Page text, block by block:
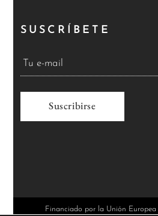
SUSCRÍBETE
Financiado por la Unión